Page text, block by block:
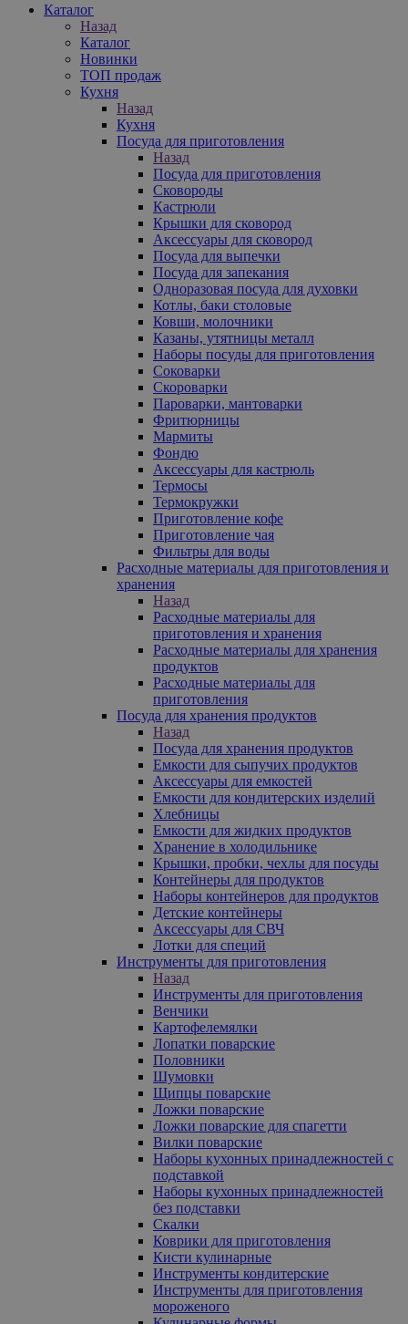
Каталог
Назад
Каталог
Новинки
ТОП продаж
Кухня
Назад
Кухня
Посуда для приготовления
Назад
Посуда для приготовления
Сковороды
Кастрюли
Крышки для сковород
Аксессуары для сковород
Посуда для выпечки
Посуда для запекания
Одноразовая посуда для духовки
Котлы, баки столовые
Ковши, молочники
Казаны, утятницы металл
Наборы посуды для приготовления
Соковарки
Скороварки
Пароварки, мантоварки
Фритюрницы
Мармиты
Фондю
Аксессуары для кастрюль
Термосы
Термокружки
Приготовление кофе
Приготовление чая
Фильтры для воды
Расходные материалы для приготовления и
хранения
Назад
Расходные материалы для
приготовления и хранения
Расходные материалы для хранения
продуктов
Расходные материалы для
приготовления
Посуда для хранения продуктов
Назад
Посуда для хранения продуктов
Емкости для сыпучих продуктов
Аксессуары для емкостей
Емкости для кондитерских изделий
Хлебницы
Емкости для жидких продуктов
Хранение в холодильнике
Крышки, пробки, чехлы для посуды
Контейнеры для продуктов
Наборы контейнеров для продуктов
Детские контейнеры
Аксессуары для СВЧ
Лотки для специй
Инструменты для приготовления
Назад
Инструменты для приготовления
Венчики
Картофелемялки
Лопатки поварские
Половники
Шумовки
Щипцы поварские
Ложки поварские
Ложки поварские для спагетти
Вилки поварские
Наборы кухонных принадлежностей с
подставкой
Наборы кухонных принадлежностей
без подставки
Скалки
Коврики для приготовления
Кисти кулинарные
Инструменты кондитерские
Инструменты для приготовления
мороженого